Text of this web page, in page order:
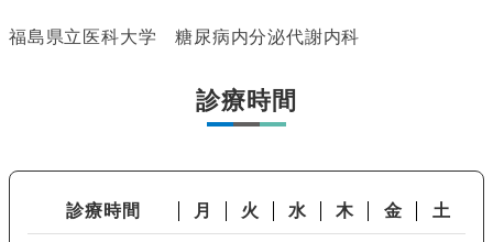
福島県立医科大学 糖尿病内分泌代謝内科
診療時間
診療時間 月 火 水 木 金 土